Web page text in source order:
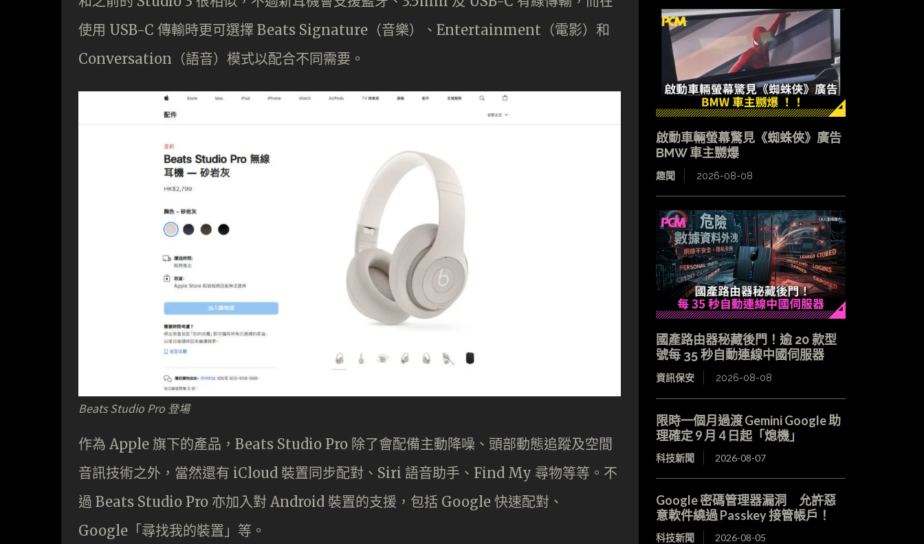
使用 USB-C 傳輸時更可選擇 Beats Signature（音樂）、Entertainment（電影）和
Conversation（語音）模式以配合不同需要。
Beats Studio Pro 登場
作為 Apple 旗下的產品，Beats Studio Pro 除了會配備主動降噪、頭部動態追蹤及空間
音訊技術之外，當然還有 iCloud 裝置同步配對、Siri 語音助手、Find My 尋物等等。不
過 Beats Studio Pro 亦加入對 Android 裝置的支援，包括 Google 快速配對、
Google「尋找我的裝置」等。
啟動車輛螢幕驚見《蜘蛛俠》廣告
BMW 車主嬲爆
趣聞 2026-08-08
國產路由器秘藏後門！逾 20 款型
號每 35 秒自動連線中國伺服器
資訊保安 2026-08-08
限時一個月過渡 Gemini Google 助
理確定 9 月 4 日起「熄機」
科技新聞 2026-08-07
Google 密碼管理器漏洞 允許惡
意軟件繞過 Passkey 接管帳戶！
科技新聞 2026-08-05